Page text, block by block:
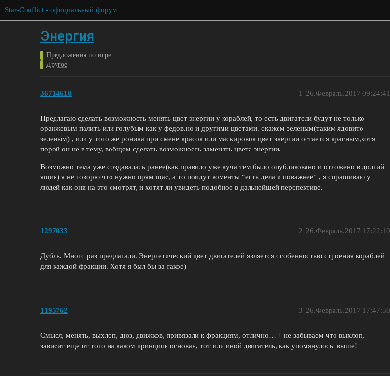
Star-Conflict - официальный форум
Энергия
Предложения по игре
Другое
36714610 26.Февраль.2017 09:24:41
1
Предлагаю сделать возможность менять цвет энергии у кораблей, то есть двигатели будут не только
оранжевым палить или голубым как у федов.но и другими цветами. скажем зеленым(таким ядовито
зеленым) , или у того же ронина при смене красок или маскировок цвет энергии остается красным,хотя
порой он не в тему, вобщем сделать возможность заменять цвета энергии.
Возможно тема уже создавалась ранее(как правило уже куча тем было опубликовано и отложено в долгий
ящик) я не говорю что нужно прям щас, а то пойдут коменты “есть дела и поважнее” , я спрашиваю у
людей как они на это смотрят, и хотят ли увидеть подобное в дальнейшей перспективе.
1297033 26.Февраль.2017 17:22:10
2
Дубль. Много раз предлагали. Энергетический цвет двигателей является особенностью строения кораблей
для каждой фракции. Хотя я был бы за такое)
1195762 26.Февраль.2017 17:47:50
3
Смысл, менять, выхлоп, дюз, движков, привязали к фракциям, отлично… + не забываем что выхлоп,
зависит еще от того на каком принципе основан, тот или иной двигатель, как упомянулось, выше!